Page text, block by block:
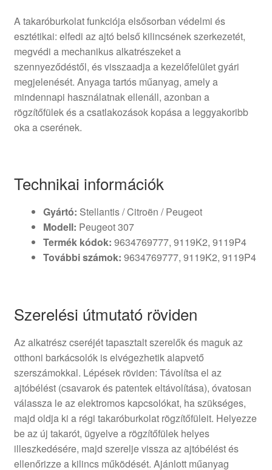
A takaróburkolat funkciója elsősorban védelmi és
esztétikai: elfedi az ajtó belső kilincsének szerkezetét,
megvédi a mechanikus alkatrészeket a
szennyeződéstől, és visszaadja a kezelőfelület gyári
megjelenését. Anyaga tartós műanyag, amely a
mindennapi használatnak ellenáll, azonban a
rögzítőfülek és a csatlakozások kopása a leggyakoribb
oka a cserének.
Technikai információk
Gyártó: Stellantis / Citroën / Peugeot
Modell: Peugeot 307
Termék kódok: 9634769777, 9119K2, 9119P4
További számok: 9634769777, 9119K2, 9119P4
Szerelési útmutató röviden
Az alkatrész cseréjét tapasztalt szerelők és maguk az
otthoni barkácsolók is elvégezhetik alapvető
szerszámokkal. Lépések röviden: Távolítsa el az
ajtóbélést (csavarok és patentek eltávolítása), óvatosan
válassza le az elektromos kapcsolókat, ha szükséges,
majd oldja ki a régi takaróburkolat rögzítőfüleit. Helyezze
be az új takarót, ügyelve a rögzítőfülek helyes
illeszkedésére, majd szerelje vissza az ajtóbélést és
ellenőrizze a kilincs működését. Ajánlott műanyag